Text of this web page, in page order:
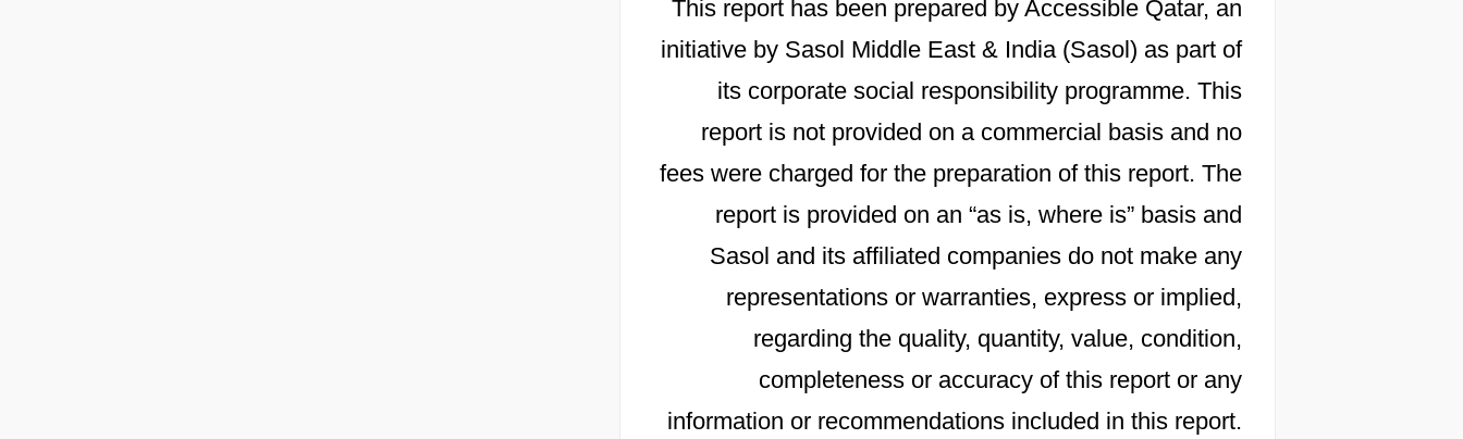
This report has been prepared by Accessible Qatar, an
initiative by Sasol Middle East & India (Sasol) as part of
its corporate social responsibility programme. This
report is not provided on a commercial basis and no
fees were charged for the preparation of this report. The
report is provided on an “as is, where is” basis and
Sasol and its affiliated companies do not make any
representations or warranties, express or implied,
regarding the quality, quantity, value, condition,
completeness or accuracy of this report or any
information or recommendations included in this report.